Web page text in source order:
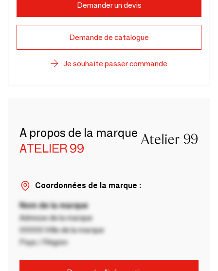
Demander un devis
Demande de catalogue
Je souhaite passer commande
A propos de la marque
ATELIER 99
Coordonnées de la marque :
Nom de la marque
Adresse de la marque
00000 Ville de la marque
Pays / Région